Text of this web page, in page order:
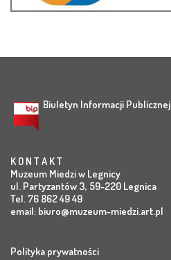
Biuletyn Informacji Publicznej
K O N T A K T
Muzeum Miedzi w Legnicy
ul. Partyzantów 3, 59-220 Legnica
Tel. 76 862 49 49
email: biuro@muzeum-miedzi.art.pl
Polityka prywatności